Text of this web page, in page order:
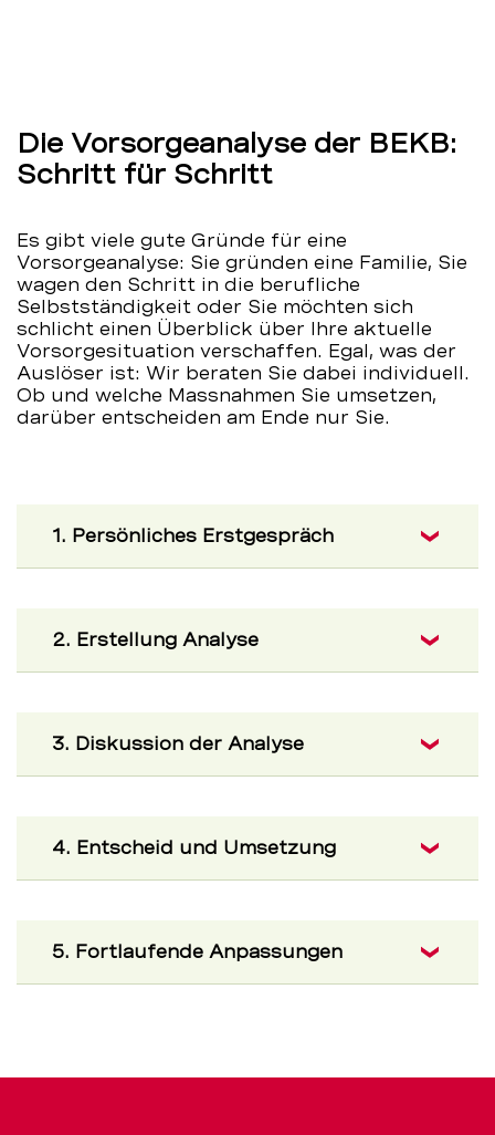
Die Vorsorgeanalyse der BEKB:
Schritt für Schritt
Es gibt viele gute Gründe für eine
Vorsorgeanalyse: Sie gründen eine Familie, Sie
wagen den Schritt in die berufliche
Selbstständigkeit oder Sie möchten sich
schlicht einen Überblick über Ihre aktuelle
Vorsorgesituation verschaffen. Egal, was der
Auslöser ist: Wir beraten Sie dabei individuell.
Ob und welche Massnahmen Sie umsetzen,
darüber entscheiden am Ende nur Sie.
1. Persönliches Erstgespräch
2. Erstellung Analyse
3. Diskussion der Analyse
4. Entscheid und Umsetzung
5. Fortlaufende Anpassungen